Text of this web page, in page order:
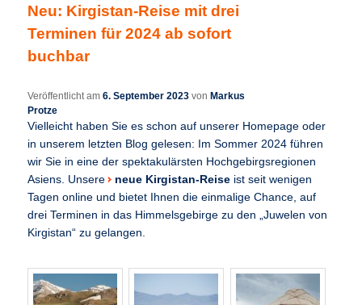
wechseln
Neu: Kirgistan-Reise mit drei
Terminen für 2024 ab sofort
buchbar
Veröffentlicht am6. September 2023 vonMarkus
Protze
Vielleicht haben Sie es schon auf unserer Homepage oder
in unserem letzten Blog gelesen: Im Sommer 2024 führen
wir Sie in eine der spektakulärsten Hochgebirgsregionen
Asiens. Unsere neue Kirgistan-Reise ist seit wenigen
Tagen online und bietet Ihnen die einmalige Chance, auf
drei Terminen in das Himmelsgebirge zu den „Juwelen von
Kirgistan“ zu gelangen.